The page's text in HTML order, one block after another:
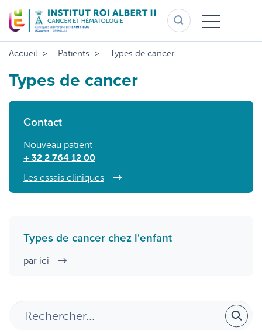
au
contenu
principal
Accueil Patients Types de cancer
Types de cancer
Contact
Nouveau patient
+ 32 2 764 12 00
Les essais cliniques
Types de cancer chez l'enfant
par ici